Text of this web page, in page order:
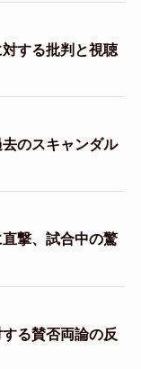
する批判と視聴
のスキャンダル
撃、試合中の驚
る賛否両論の反